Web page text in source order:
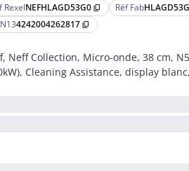
RexelNEFHLAGD53G0 content_copy Réf Fab
4242004262817 content_copy
Neff Collection, Micro-onde, 38 cm,
Cleaning Assistance, display